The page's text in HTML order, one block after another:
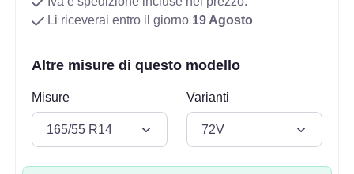
Li riceverai entro il giorno 19 Agosto
Altre misure di questo modello
Misure Varianti